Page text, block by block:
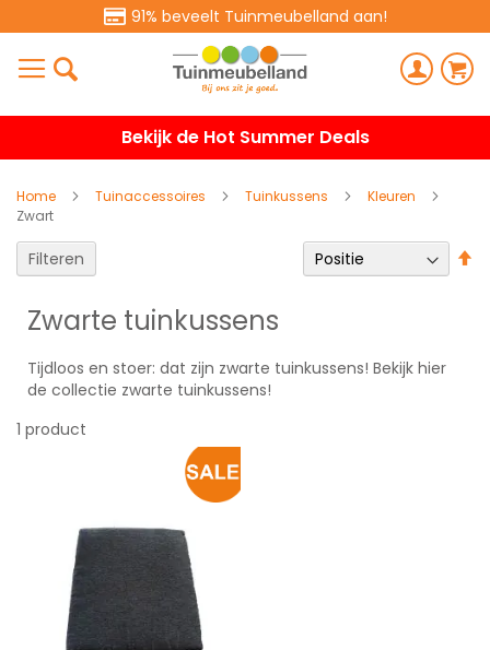
91% beveelt Tuinmeubelland aan!
Bekijk de Hot Summer Deals
Home Tuinaccessoires Tuinkussens
Kleuren
Zwart
Zwarte tuinkussens
Tijdloos en stoer: dat zijn zwarte tuinkussens! Bekijk hier
de collectie zwarte tuinkussens!
1 product
Filteren